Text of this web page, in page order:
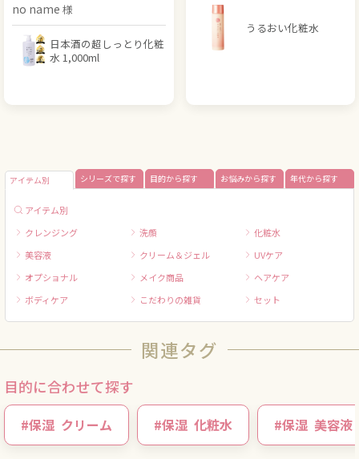
no name
日本酒の超しっとり化粧
水 1,000ml
うるおい化粧水
アイテム別 シリーズで探す 目的から探す お悩みから探す 年代から探す
アイテム別
クレンジング
洗顔
化粧水
美容液
クリーム＆ジェル
UVケア
オプショナル
メイク商品
ヘアケア
ボディケア
こだわりの雑貨 セット
関連タグ
目的に合わせて探す
#保湿 クリーム #保湿 化粧水 #保湿 美容液